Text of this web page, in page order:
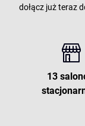
dołącz już teraz
13